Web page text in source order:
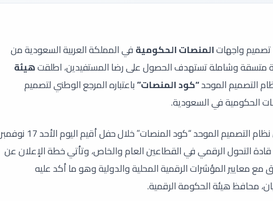
واجهاتالمنصات الحكوميةفي المملكة العربية السعودية من
متسقة وشاملة تستهدف الحصول على رضا المستفيدين، اطلقتهيئة
التصميم الموحد“كود المنصات”باعتباره المرجع الوطني لتصميم
الحكومية في السعودية.
تم الإعلان عن تدشين نظام التصميم الموحد “كود المنصات” خلال حفل أقيم اليوم الأحد 17 نوفمبر
من قادة التحول الرقمي في القطاعين العام والخاص، وتأتي خطة الإعلان عن
مع معايير المؤشرات الرقمية المحلية والدولية وهو ما أكد عليه
محافظ هيئة الحكومة الرقمية.